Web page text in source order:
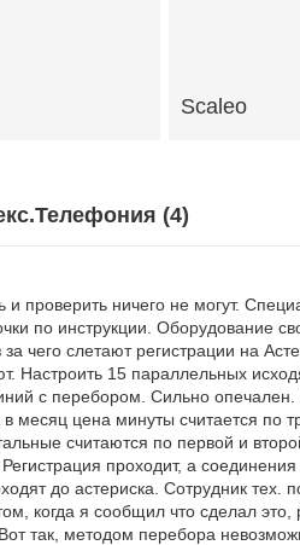
Scaleo
(4)
проверить ничего не могут.
по инструкции. Оборудование
чего слетают регистрации на
Настроить 15 параллельных
с перебором. Сильно опечален.
месяц цена минуты считается по
считаются по первой и
проходит, а
до астериска. Сотрудник тех.
когда я сообщил что сделал это,
так, методом перебора